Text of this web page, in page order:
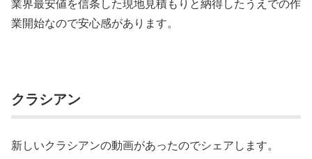
業界最安値を信条した現地見積もりと納得したうえでの作
業開始なので安心感があります。
クラシアン
新しいクラシアンの動画があったのでシェアします。